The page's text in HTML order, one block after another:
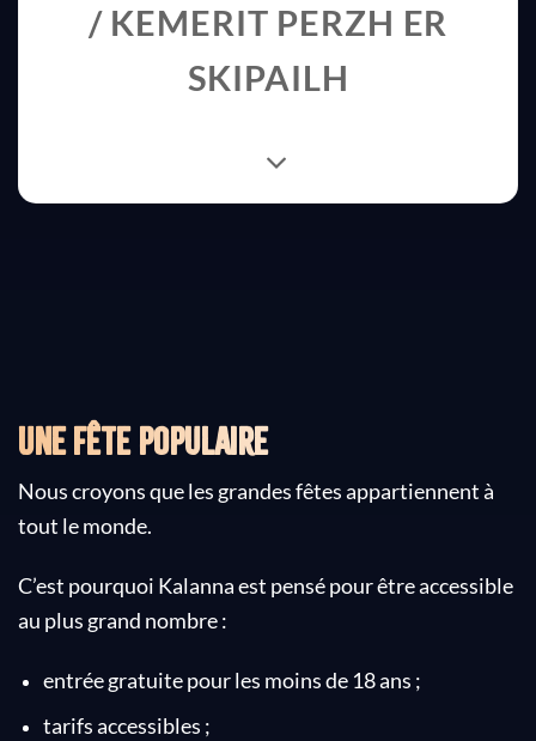
/ KEMERIT PERZH ER
SKIPAILH
Une fête populaire
Nous croyons que les grandes fêtes appartiennent à
tout le monde.
C’est pourquoi Kalanna est pensé pour être accessible
au plus grand nombre :
entrée gratuite pour les moins de 18 ans ;
tarifs accessibles ;